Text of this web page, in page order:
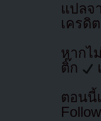
แปล
เครดิ
หากไ
ติ๊ก
ตอนนี้